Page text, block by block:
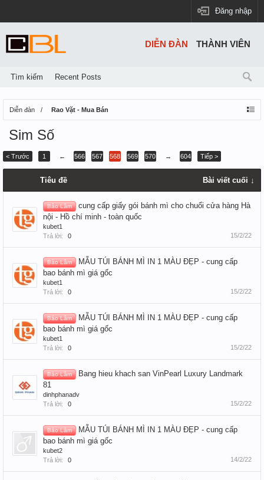
Đăng nhập
Diễn đàn Rao Vặt - Mua Bán
Sim Số
< Trước 1 ← 566 567 568 569 570 → 604 Tiếp >
Tiêu đề Bài viết cuối ↓
Bảo Lâm
cung cấp giấy gói bánh mì cho chuổi cửa hàng Hà
nội - Hồ chí minh - toàn quốc
kubet1
Trả lời:
0 15/2/22
Bảo Lâm
MẪU TÚI BÁNH MÌ IN 1 MÀU ĐẸP - cung cấp
bao bánh mì giá gốc
kubet1
Trả lời:
0 15/2/22
Bảo Lâm
MẪU TÚI BÁNH MÌ IN 1 MÀU ĐẸP - cung cấp
bao bánh mì giá gốc
kubet1
Trả lời:
0 15/2/22
Bảo Lâm
Bang hieu khach san VinPearl Luxury Landmark
81
dinhphanadv
Trả lời:
0 15/2/22
Bảo Lâm
MẪU TÚI BÁNH MÌ IN 1 MÀU ĐẸP - cung cấp
bao bánh mì giá gốc
kubet2
Trả lời:
0 14/2/22
DIỄN ĐÀN
Tìm kiếm Recent Posts
THÀNH VIÊN